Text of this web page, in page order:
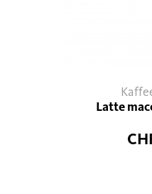
Latte